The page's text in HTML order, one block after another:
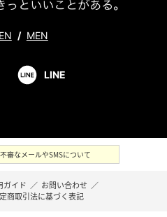
/ MEN
LINE
審なメールやSMSについて
ガイド ／ お問い合わせ ／
商取引法に基づく表記